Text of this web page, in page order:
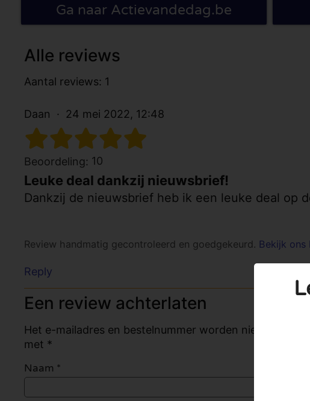
Ga naar Actievandedag.be
Alle reviews
Aantal reviews: 1
Daan 24 mei 2022, 12:48
Beoordeling: 10
Leuke deal dankzij nieuwsbrief!
Dankzij de nieuwsbrief heb ik een leuke deal op
Review handmatig gecontroleerd en goedgekeurd. Bekijk ons
Reply
Een review achterlaten
Het e-mailadres en bestelnummer worden niet
met *
Naam *